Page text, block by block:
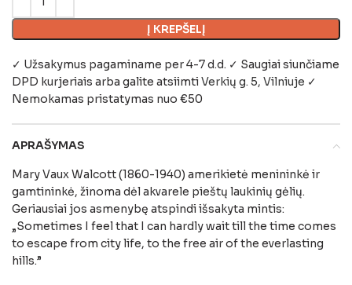
Į KREPŠELĮ
✓ Užsakymus pagaminame per 4-7 d.d. ✓ Saugiai siunčiame
DPD kurjeriais arba galite atsiimtiVerkių g. 5, Vilniuje ✓
Nemokamas pristatymas nuo €50
APRAŠYMAS
Mary Vaux Walcott (1860-1940) amerikietė menininkė ir
gamtininkė, žinoma dėl akvarele pieštų laukinių gėlių.
Geriausiai jos asmenybę atspindi išsakyta mintis:
„Sometimes I feel that I can hardly wait till the time comes
to escape from city life, to the free air of the everlasting
hills.”